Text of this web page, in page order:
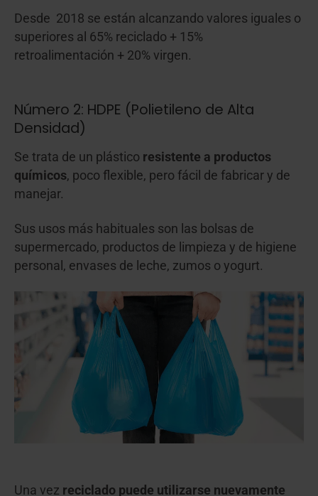
Desde 2018 se están alcanzando valores iguales o
superiores al 65% reciclado + 15%
retroalimentación + 20% virgen.
Número 2: HDPE (Polietileno de Alta
Densidad)
Se trata de un plástico resistente a productos
químicos, poco flexible, pero fácil de fabricar y de
manejar.
Sus usos más habituales son las bolsas de
supermercado, productos de limpieza y de higiene
personal, envases de leche, zumos o yogurt.
Una vez reciclado puede utilizarse nuevamente